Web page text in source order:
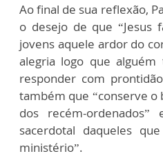
Ao final de sua reflexão,
o desejo de que “Jesus
jovens aquele ardor do
alegria logo que
responder com
também que “conserve o
dos recém-
sacerdotal daqueles
ministério”.